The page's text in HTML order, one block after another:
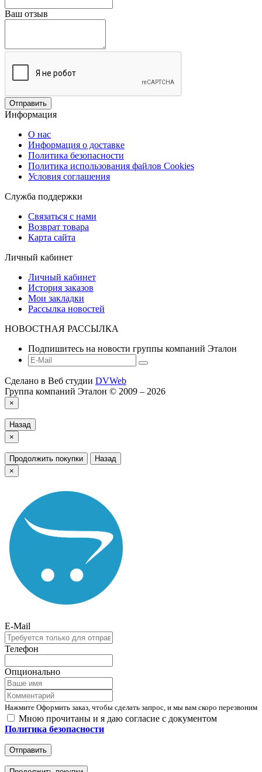
Ваш отзыв
Отправить
Информация
О нас
Информация о доставке
Политика безопасности
Политика использования файлов Сookies
Условия соглашения
Служба поддержки
Связаться с нами
Возврат товара
Карта сайта
Личный кабинет
Личный кабинет
История заказов
Мои закладки
Рассылка новостей
НОВОСТНАЯ РАССЫЛКА
Подпишитесь на новости группы компаний Эталон
Сделано в Веб студии DVWeb
Группа компаний Эталон © 2009 – 2026
×
Назад
×
Продолжить покупки
Назад
×
E-Mail
Телефон
Опционально
Нажмите Оформить заказ, чтобы сделать запрос, и мы вам скоро перезвоним
Мною прочитаны и я даю согласие с документом
Политика безопасности
Отправить